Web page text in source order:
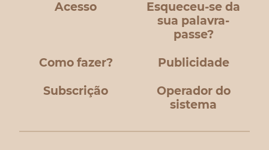
Acesso
Esqueceu-se da
sua palavra-
passe?
Como fazer? Publicidade
Subscrição
Operador do
sistema